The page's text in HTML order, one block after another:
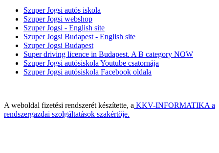
Szuper Jogsi autós iskola
Szuper Jogsi webshop
Szuper Jogsi - English site
Szuper Jogsi Budapest - English site
Szuper Jogsi Budapest
Super driving licence in Budapest. A B category NOW
Szuper Jogsi autósiskola Youtube csatornája
Szuper Jogsi autósiskola Facebook oldala
A weboldal fizetési rendszerét készítette, a KKV-INFORMATIKA a
rendszergazdai szolgáltatások szakértője.